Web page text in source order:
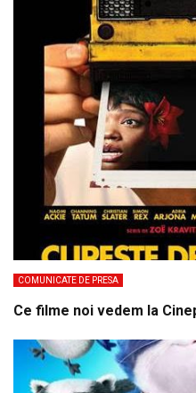
COMUNICATE DE PRESA
Ce filme noi vedem la